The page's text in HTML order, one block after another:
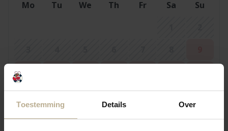
Toestemming Details Over
Mo Tu We Th Fr Sa
Su
17
18 19 20 21 22
23
24
25 26 27 28